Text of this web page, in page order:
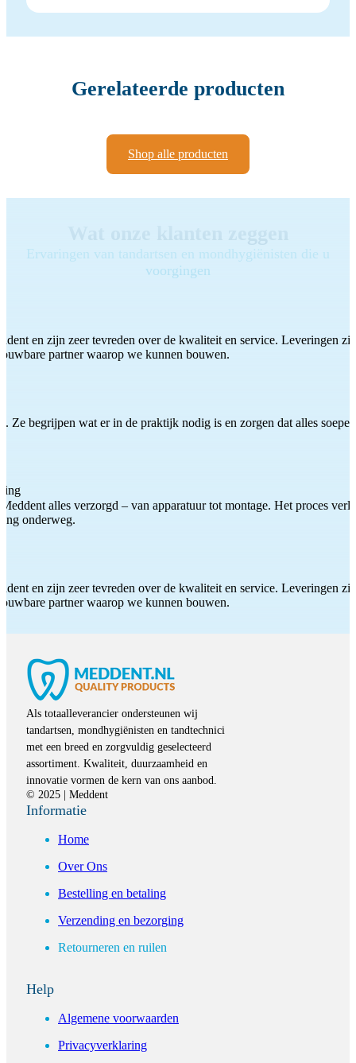
Gerelateerde producten
Shop alle producten
Ervaringen van tandartsen en mondhygiënisten die u
voorgingen
en zijn zeer tevreden over de kwaliteit en service. Leveringen
partner waarop we kunnen bouwen.
Ze begrijpen wat er in de praktijk nodig is en zorgen dat alles
alles verzorgd – van apparatuur tot montage. Het proces
onderweg.
en zijn zeer tevreden over de kwaliteit en service. Leveringen
partner waarop we kunnen bouwen.
Als totaalleverancier ondersteunen wij
tandartsen, mondhygiënisten en tandtechnici
met een breed en zorgvuldig geselecteerd
assortiment. Kwaliteit, duurzaamheid en
innovatie vormen de kern van ons aanbod.
© 2025 | Meddent
Informatie
Home
Over Ons
Bestelling en betaling
Verzending en bezorging
Retourneren en ruilen
Help
Algemene voorwaarden
Privacyverklaring